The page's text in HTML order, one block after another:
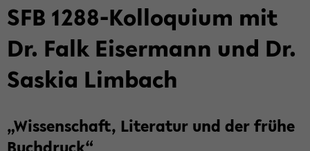
SFB 1288-​Kolloquium mit
Dr. Falk Eis­er­mann und Dr.
Sas­kia Lim­bach
„Wis­sen­schaft, Li­te­ra­tur und der frühe